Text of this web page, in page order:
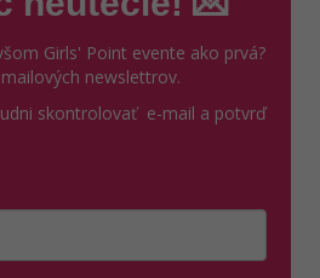
Girls' Point evente ako prvá?
newslettrov.
skontrolovať e-mail a potvrď